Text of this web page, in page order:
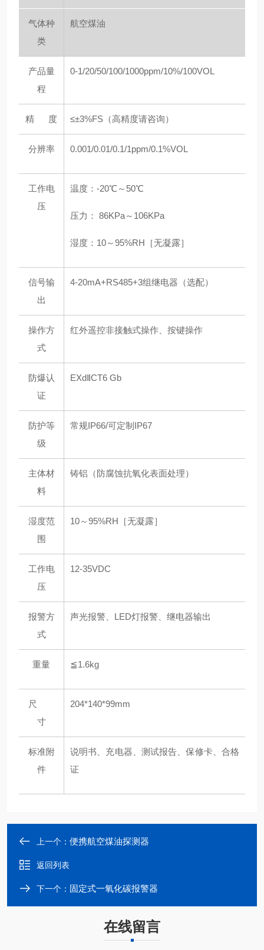
气体种
类
航空煤油
产品量
程
0-1/20/50/100/1000ppm/10%/100VOL
精 度 ≤±3%FS（高精度请咨询）
分辨率 0.001/0.01/0.1/1ppm/0.1%VOL
工作电
压
温度：-20℃～50℃
压力： 86KPa～106KPa
湿度：10～95%RH［无凝露］
信号输
出
4-20mA+RS485+3组继电器（选配）
操作方
式
红外遥控非接触式操作、按键操作
防爆认
证
EXdⅡCT6 Gb
防护等
级
常规IP66/可定制IP67
主体材
料
铸铝（防腐蚀抗氧化表面处理）
湿度范
围
10～95%RH［无凝露］
工作电
压
12-35VDC
报警方
式
声光报警、LED灯报警、继电器输出
重量 ≦1.6kg
尺
寸
204*140*99mm
标准附
件
说明书、充电器、测试报告、保修卡、合格
证
上一个： 便携航空煤油探测器
返回列表
下一个： 固定式一氧化碳报警器
在线留言